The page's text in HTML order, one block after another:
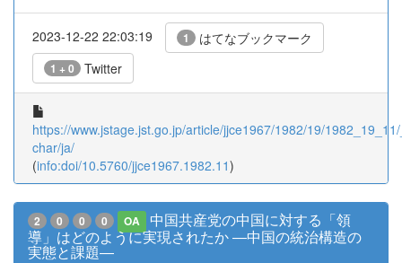
2023-12-22 22:03:19 1 はてなブックマーク
1 + 0 Twitter
https://www.jstage.jst.go.jp/article/jjce1967/1982/19/
char/ja/
(info:doi/10.5760/jjce1967.1982.11)
2 0 0 0 OA
中国共産党の中国に対する「領
導」はどのように実現されたか ―中国の統治構造の
実態と課題―